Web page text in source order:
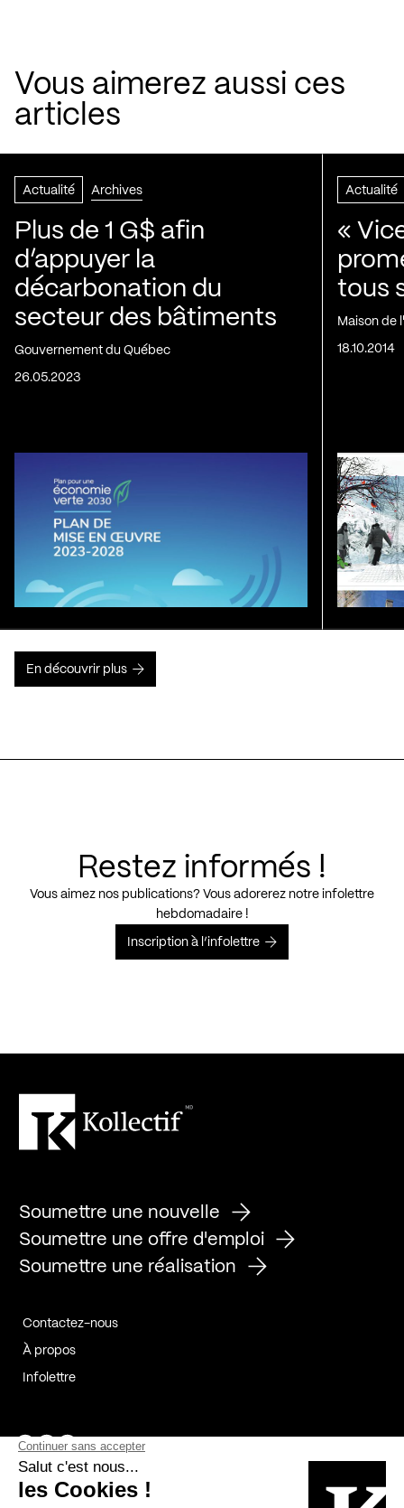
Vous aimerez aussi ces
articles
Actualité Archives
Plus de 1 G$ afin
d’appuyer la
décarbonation du
secteur des bâtiments
Gouvernement du Québec
26.05.2023
Actualité
«
tous
Maison de
18.10.2014
En découvrir plus
Restez informés !
Vous aimez nos publications? Vous adorerez notre infolettre
hebdomadaire !
Inscription à l’infolettre
Soumettre une nouvelle
Soumettre une offre d'emploi
Soumettre une réalisation
Contactez-nous
À propos
Infolettre
Page Facebook de Kollectif
Page Instagram de Kollectif
Page Linkedin de Kollectif